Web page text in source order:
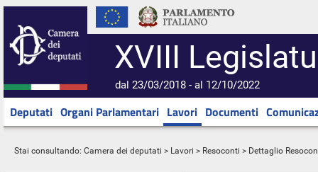
XVIII
dal 23/03/2018 - al 12/10/2022
Deputati Organi Parlamentari Lavori Documenti
Stai consultando: Camera dei deputati > Lavori > Resoconti > Dettaglio